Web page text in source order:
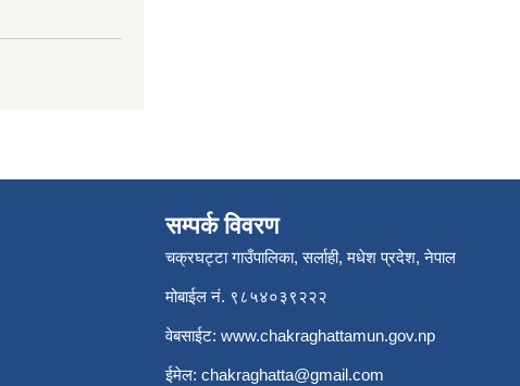
सम्पर्क विवरण
चक्रघट्टा गाउँपालिका, सर्लाही, मधेश प्रदेश, नेपाल
मोबाईल नं. ९८५४०३९२२२
वेबसाईट: www.chakraghattamun.gov.np
ईमेल: chakraghatta@gmail.com